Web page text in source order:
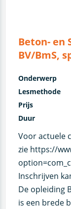
Beton- en
BV/BmS,
Voor actuele
zie https://
Inschrijven
De opleiding
is een brede
Onderwerp
Lesmethode
Prijs
Duur